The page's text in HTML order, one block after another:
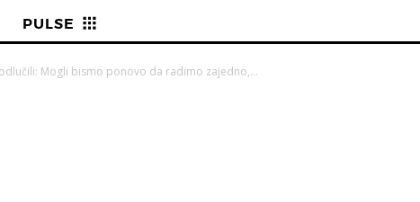
PULSE
Mogli bismo ponovo da radimo zajedno,...